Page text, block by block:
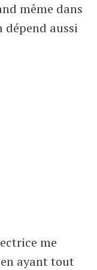
même dans
dépend aussi
me
ayant tout